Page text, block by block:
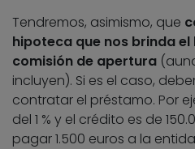
Tendremos, asimismo, que
hipoteca que nos brinda
comisión de apertura
incluyen). Si es el caso,
contratar el préstamo. Por
del 1 % y el crédito es de
pagar 1.500 euros a la